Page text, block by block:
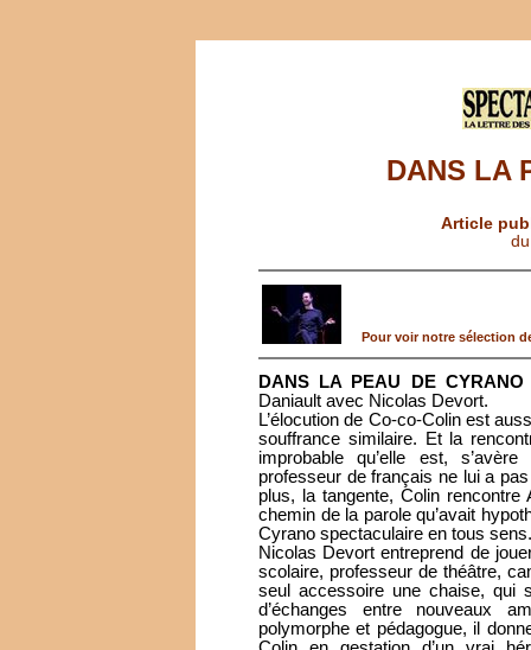
DANS LA
Article
Pour voir notre sélection
DANS LA PEAU DE CYRANO
Daniault avec Nicolas Devort.
L’élocution de Co-co-Colin est
souffrance similaire. Et la
improbable qu’elle est,
professeur de français ne lui a
plus, la tangente, Colin
chemin de la parole qu’avait
Cyrano spectaculaire en tous sens.
Nicolas Devort entreprend de
scolaire, professeur de théâtre,
seul accessoire une chaise, qui
d’échanges entre nouveaux
polymorphe et pédagogue, il